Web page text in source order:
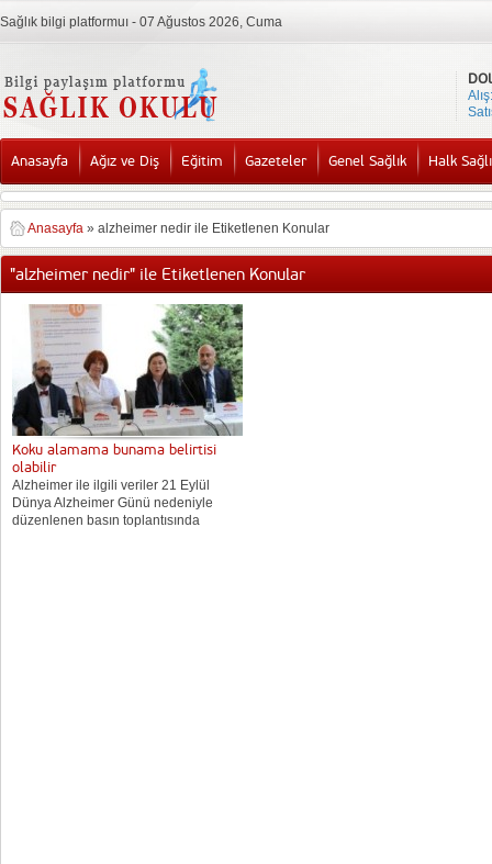
Sağlık bilgi platformuı - 07 Ağustos 2026, Cuma
Alış:
Anasayfa Ağız ve Diş Eğitim Gazeteler Genel Sağlık Halk
Anasayfa » alzheimer nedir ile Etiketlenen Konular
"alzheimer nedir" ile Etiketlenen Konular
Koku alamama bunama belirtisi
olabilir
Alzheimer ile ilgili veriler 21 Eylül
Dünya Alzheimer Günü nedeniyle
düzenlenen basın toplantısında